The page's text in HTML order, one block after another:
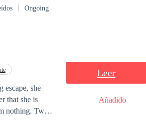
No puedo
a los dos.
Ongoing
escape, she
that she is
nothing. Two
Leer
Añadido